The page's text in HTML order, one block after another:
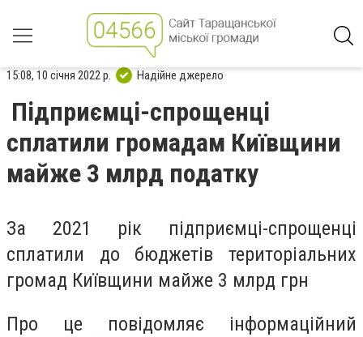
15:08, 10 січня 2022 р. Надійне джерело
Підприємці-спрощенці
сплатили громадам Київщини
майже 3 млрд податку
За 2021 рік підприємці-спрощенці
сплатили до бюджетів територіальних
громад Київщини майже 3 млрд грн
Про це повідомляє інформаційний